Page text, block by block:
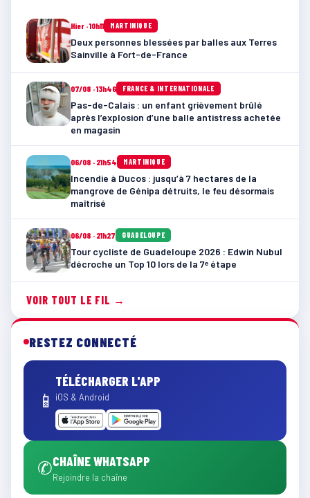
Hier · 10h11 MARTINIQUE
Deux personnes blessées par balles aux Terres
Sainville à Fort-de-France
07/08 · 13h46 FRANCE & INTERNATIONALE
Pas-de-Calais : un enfant grièvement brûlé
après l’explosion d’une balle antistress achetée
en magasin
06/08 · 21h54 MARTINIQUE
Incendie à Ducos : jusqu’à 7 hectares de la
mangrove de Génipa détruits, le feu désormais
maîtrisé
06/08 · 21h27 GUADELOUPE
Tour cycliste de Guadeloupe 2026 : Edwin Nubul
décroche un Top 10 lors de la 7ᵉ étape
VOIR TOUT LE FIL →
RESTEZ CONNECTÉ
📱
TÉLÉCHARGER L'APP
iOS & Android
✆CHAÎNE WHATSAPP
Rejoindre la chaîne